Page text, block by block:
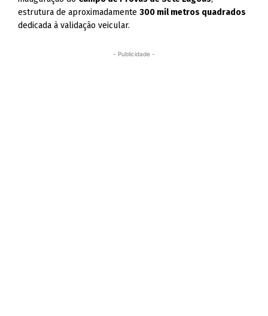
estrutura de aproximadamente300 mil metros quadrados
dedicada à validação veicular.
- Publicidade -